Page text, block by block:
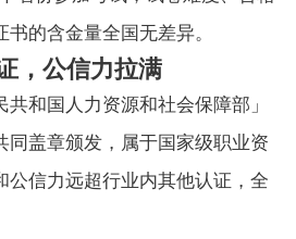
的含金量全国无差异。
，公信力拉满
共和国人力资源和社会保障部」
同盖章颁发，属于国家级职业资
公信力远超行业内其他认证，全